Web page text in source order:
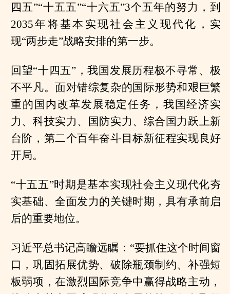
四五”“十五五”“十六五”3个五年的努力，到
2035年将基本实现社会主义现代化，实
现“两步走”战略安排的第一步。
回望“十四五”，我国发展历程极不寻常、极
不平凡。面对错综复杂的国际形势和艰巨繁
重的国内改革发展稳定任务，我国经济实
力、科技实力、国防实力、综合国力跃上新
台阶，第二个百年奋斗目标新征程实现良好
开局。
“十五五”时期是基本实现社会主义现代化夯
实基础、全面发力的关键时期，具有承前启
后的重要地位。
习近平总书记高瞻远瞩：“要抓住这个时间窗
口，巩固拓展优势、破除瓶颈制约、补强短
板弱项，在激烈国际竞争中赢得战略主动，